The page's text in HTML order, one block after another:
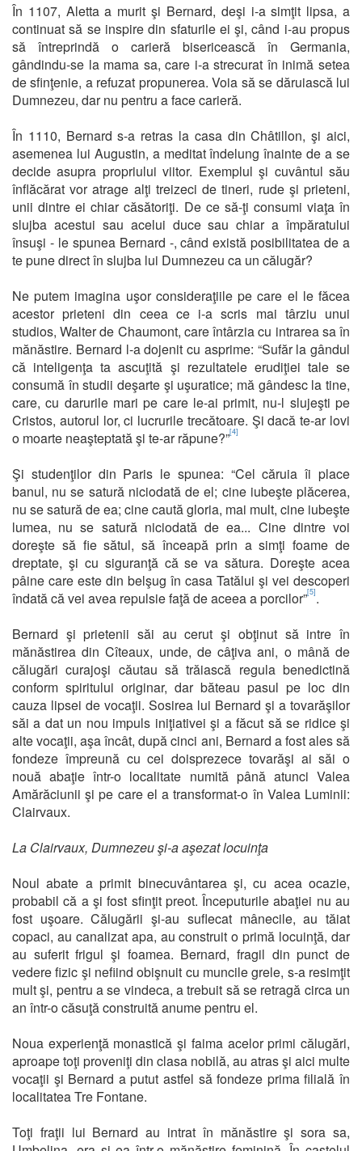
În 1107, Aletta a murit şi Bernard, deşi i-a simţit lipsa, a
continuat să se inspire din sfaturile ei şi, când i-au propus
să întreprindă o carieră bisericească în Germania,
gândindu-se la mama sa, care i-a strecurat în inimă setea
de sfinţenie, a refuzat propunerea. Voia să se dăruiască lui
Dumnezeu, dar nu pentru a face carieră.
În 1110, Bernard s-a retras la casa din Châtillon, şi aici,
asemenea lui Augustin, a meditat îndelung înainte de a se
decide asupra propriului viitor. Exemplul şi cuvântul său
înflăcărat vor atrage alţi treizeci de tineri, rude şi prieteni,
unii dintre ei chiar căsătoriţi. De ce să-ţi consumi viaţa în
slujba acestui sau acelui duce sau chiar a împăratului
însuşi - le spunea Bernard -, când există posibilitatea de a
te pune direct în slujba lui Dumnezeu ca un călugăr?
Ne putem imagina uşor consideraţiile pe care el le făcea
acestor prieteni din ceea ce i-a scris mai târziu unui
studios, Walter de Chaumont, care întârzia cu intrarea sa în
mănăstire. Bernard l-a dojenit cu asprime: “Sufăr la gândul
că inteligenţa ta ascuţită şi rezultatele erudiţiei tale se
consumă în studii deşarte şi uşuratice; mă gândesc la tine,
care, cu darurile mari pe care le-ai primit, nu-l slujeşti pe
Cristos, autorul lor, ci lucrurile trecătoare. Şi dacă te-ar lovi
o moarte neaşteptată şi te-ar răpune?”[4]
Şi studenţilor din Paris le spunea: “Cel căruia îi place
banul, nu se satură niciodată de el; cine iubeşte plăcerea,
nu se satură de ea; cine caută gloria, mai mult, cine iubeşte
lumea, nu se satură niciodată de ea... Cine dintre voi
doreşte să fie sătul, să înceapă prin a simţi foame de
dreptate, şi cu siguranţă că se va sătura. Doreşte acea
pâine care este din belşug în casa Tatălui şi vei descoperi
îndată că vei avea repulsie faţă de aceea a porcilor”[5].
Bernard şi prietenii săi au cerut şi obţinut să intre în
mănăstirea din Cîteaux, unde, de câţiva ani, o mână de
călugări curajoşi căutau să trăiască regula benedictină
conform spiritului originar, dar băteau pasul pe loc din
cauza lipsei de vocaţii. Sosirea lui Bernard şi a tovarăşilor
săi a dat un nou impuls iniţiativei şi a făcut să se ridice şi
alte vocaţii, aşa încât, după cinci ani, Bernard a fost ales să
fondeze împreună cu cei doisprezece tovarăşi ai săi o
nouă abaţie într-o localitate numită până atunci Valea
Amărăciunii şi pe care el a transformat-o în Valea Luminii:
Clairvaux.
La Clairvaux, Dumnezeu şi-a aşezat locuinţa
Noul abate a primit binecuvântarea şi, cu acea ocazie,
probabil că a şi fost sfinţit preot. Începuturile abaţiei nu au
fost uşoare. Călugării şi-au suflecat mânecile, au tăiat
copaci, au canalizat apa, au construit o primă locuinţă, dar
au suferit frigul şi foamea. Bernard, fragil din punct de
vedere fizic şi nefiind obişnuit cu muncile grele, s-a resimţit
mult şi, pentru a se vindeca, a trebuit să se retragă circa un
an într-o căsuţă construită anume pentru el.
Noua experienţă monastică şi faima acelor primi călugări,
aproape toţi proveniţi din clasa nobilă, au atras şi aici multe
vocaţii şi Bernard a putut astfel să fondeze prima filială în
localitatea Tre Fontane.
Toţi fraţii lui Bernard au intrat în mănăstire şi sora sa,